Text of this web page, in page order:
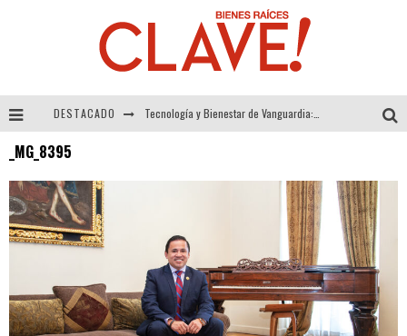
DESTACADO
Alexandra Bedoya – La Constancia detrás de La Paletería
El Despertar de la Calidez: Acabados Dorados de FV para Elevar tu Espacio
_MG_8395